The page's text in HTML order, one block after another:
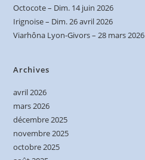
Octocote – Dim. 14 juin 2026
Irignoise – Dim. 26 avril 2026
Viarhôna Lyon-Givors – 28 mars 2026
Archives
avril 2026
mars 2026
décembre 2025
novembre 2025
octobre 2025